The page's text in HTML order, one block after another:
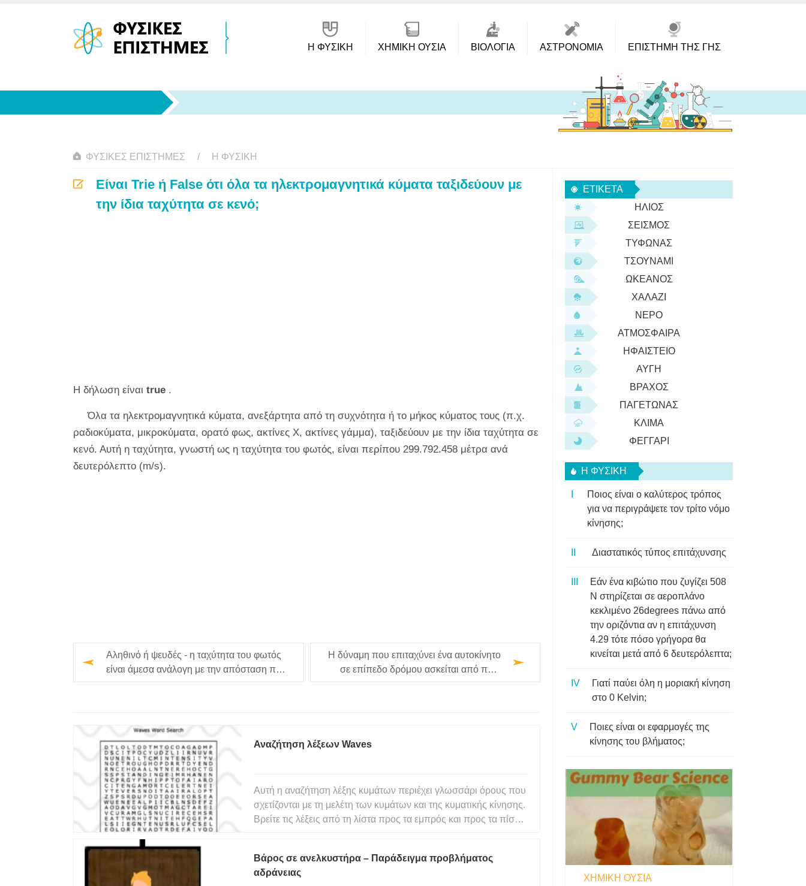
Η ΦΥΣΙΚΗ ΧΗΜΙΚΉ ΟΥΣΊΑ ΒΙΟΛΟΓΊΑ ΑΣΤΡΟΝΟΜΊΑ ΕΠΙΣΤΉΜΗ ΤΗΣ ΓΗΣ
ΦΥΣΙΚΈΣ ΕΠΙΣΤΉΜΕΣ Η ΦΥΣΙΚΗ
Είναι Trie ή False ότι όλα τα ηλεκτρομαγνητικά κύματα ταξιδεύουν με
την ίδια ταχύτητα σε κενό;
Η δήλωση είναι true .
Όλα τα ηλεκτρομαγνητικά κύματα, ανεξάρτητα από τη συχνότητα ή το μήκος κύματος τους (π.χ.
ραδιοκύματα, μικροκύματα, ορατό φως, ακτίνες Χ, ακτίνες γάμμα), ταξιδεύουν με την ίδια ταχύτητα σε
κενό. Αυτή η ταχύτητα, γνωστή ως η ταχύτητα του φωτός, είναι περίπου 299.792.458 μέτρα ανά
δευτερόλεπτο (m/s).
Αληθινό ή ψευδές - η ταχύτητα του φωτός
είναι άμεσα ανάλογη με την απόσταση που
διανύθηκε παρακαλώ εξηγήστε γι…
Η δύναμη που επιταχύνει ένα αυτοκίνητο
σε επίπεδο δρόμου ασκείται από ποιο
αντικείμενο;
Αναζήτηση λέξεων Waves
Αυτή η αναζήτηση λέξης κυμάτων περιέχει γλωσσάρι όρους που
σχετίζονται με τη μελέτη των κυμάτων και της κυματικής κίνησης.
Βρείτε τις λέξεις από τη λίστα προς τα εμπρός και προς τα πίσω
Βάρος σε ανελκυστήρα – Παράδειγμα προβλήματος
αδράνειας
ΕΤΙΚΈΤΑ
ΉΛΙΟΣ
ΣΕΙΣΜΌΣ
ΤΥΦΏΝΑΣ
ΤΣΟΥΝΆΜΙ
ΩΚΕΑΝΌΣ
ΧΑΛΆΖΙ
ΝΕΡΌ
ΑΤΜΌΣΦΑΙΡΑ
ΗΦΑΊΣΤΕΙΟ
ΑΥΓΉ
ΒΡΆΧΟΣ
ΠΑΓΕΤΏΝΑΣ
ΚΛΊΜΑ
ΦΕΓΓΆΡΙ
Η ΦΥΣΙΚΗ
Ποιος είναι ο καλύτερος τρόπος
για να περιγράψετε τον τρίτο νόμο
κίνησης;
Διαστατικός τύπος επιτάχυνσης
Εάν ένα κιβώτιο που ζυγίζει 508
N στηρίζεται σε αεροπλάνο
κεκλιμένο 26degrees πάνω από
την οριζόντια αν η επιτάχυνση
4.29 τότε πόσο γρήγορα θα
κινείται μετά από 6 δευτερόλεπτα;
Γιατί παύει όλη η μοριακή κίνηση
στο 0 Kelvin;
Ποιες είναι οι εφαρμογές της
κίνησης του βλήματος;
ΧΗΜΙΚΉ ΟΥΣΊΑ